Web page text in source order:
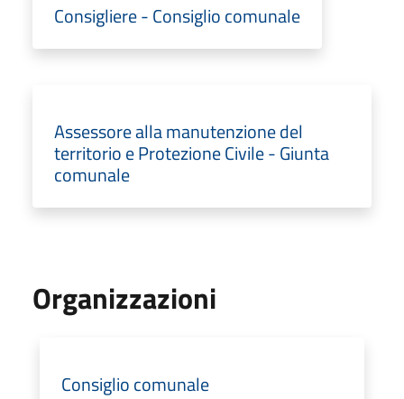
Consigliere - Consiglio comunale
Assessore alla manutenzione del
territorio e Protezione Civile - Giunta
comunale
Organizzazioni
Consiglio comunale